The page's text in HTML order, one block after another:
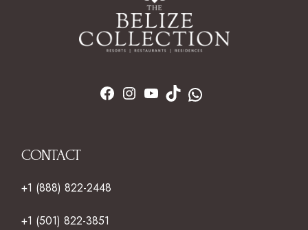
CONTACT
+1 (888) 822-2448
+1 (501) 822-3851